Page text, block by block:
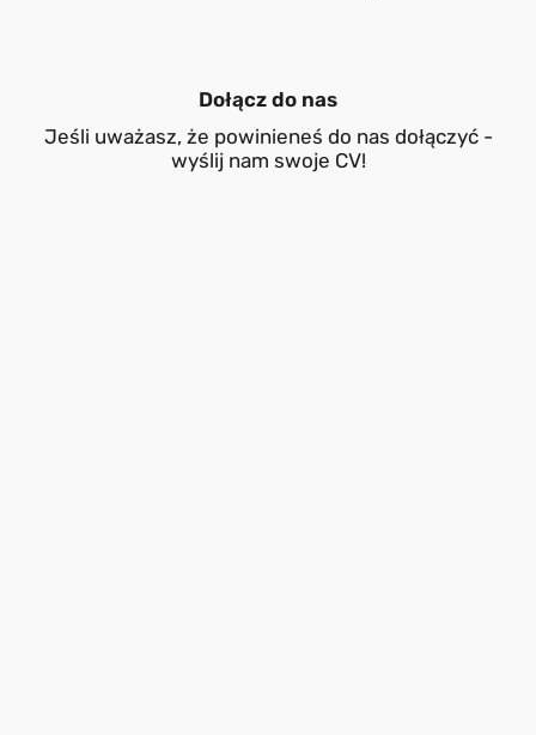
Dołącz do nas
Jeśli uważasz, że powinieneś do nas dołączyć -
wyślij nam swoje CV!